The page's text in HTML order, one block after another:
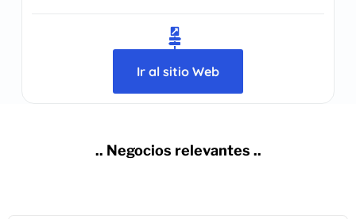
Ir al sitio Web
.. Negocios relevantes ..